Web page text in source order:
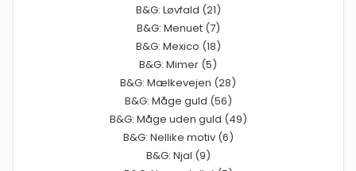
B&G: Løvfald (21)
B&G: Menuet (7)
B&G: Mexico (18)
B&G: Mimer (5)
B&G: Mælkevejen (28)
B&G: Måge guld (56)
B&G: Måge uden guld (49)
B&G: Nellike motiv (6)
B&G: Njal (9)